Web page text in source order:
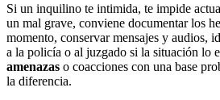
Si un inquilino te intimida, te impide
un mal grave, conviene documentar los
momento, conservar mensajes y audios,
a la policía o al juzgado si la situación lo
amenazas o coacciones con una base
la diferencia.